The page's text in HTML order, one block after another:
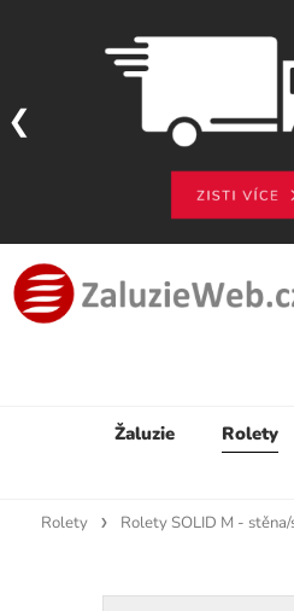
Žaluzie Rolety
Rolety Rolety SOLID M -